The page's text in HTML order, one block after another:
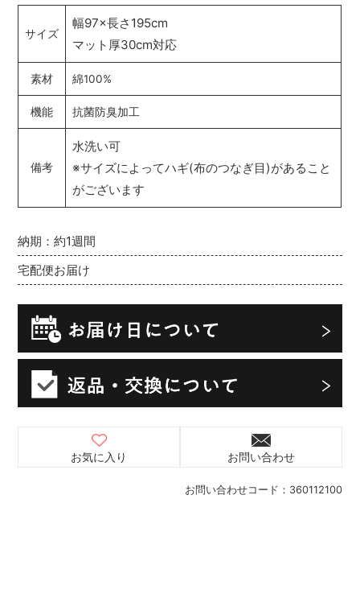
お問い合わせコード： 360112100
納期：約1週間
宅配便お届け
お気に入り お問い合わせ
サイズ
幅97×長さ195cm
マット厚30cm対応
素材 綿100%
機能 抗菌防臭加工
備考
水洗い可
※サイズによってハギ(布のつなぎ目)があること
がございます